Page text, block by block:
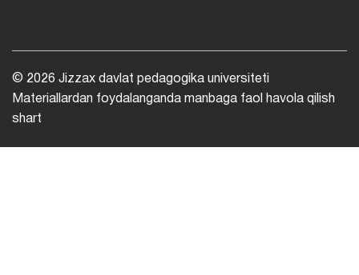
© 2026 Jizzax davlat pedagogika universiteti
Materiallardan foydalanganda manbaga faol havola qilish
shart